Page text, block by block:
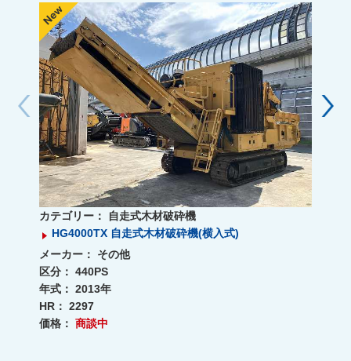
カテゴリー：
自走式木材破砕機
HG4000TX 自走式木材破砕機(横入式)
メーカー：
その他
区分： 440PS
年式： 2013年
HR： 2297
価格： 商談中